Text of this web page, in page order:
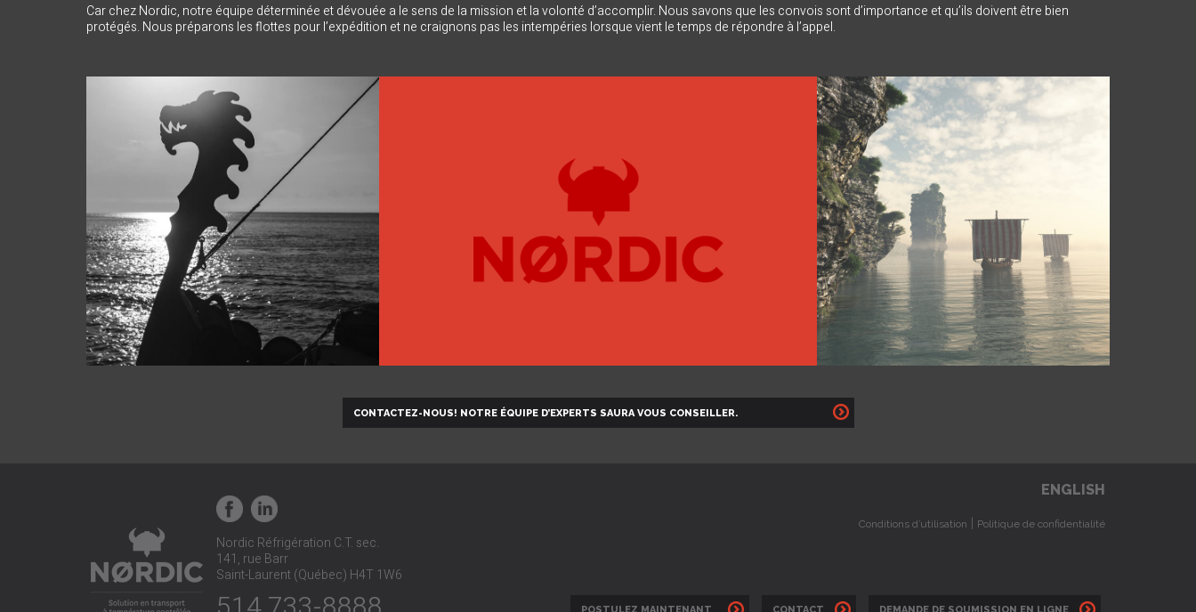
Car chez Nordic, notre équipe déterminée et dévouée a le sens de la mission et la volonté d’accomplir. Nous savons que les convois sont d’importance et qu’ils doivent être bien
protégés. Nous préparons les flottes pour l’expédition et ne craignons pas les intempéries lorsque vient le temps de répondre à l’appel.
CONTACTEZ-NOUS! NOTRE ÉQUIPE D’EXPERTS SAURA VOUS CONSEILLER.
Nordic Réfrigération C.T. sec.
141, rue Barr
Saint-Laurent (Québec) H4T 1W6
ENGLISH
Conditions d’utilisation Politique de confidentialité